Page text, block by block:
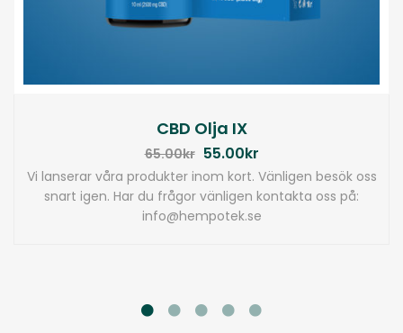
CBD Olja IX
65.00kr 55.00kr
Vi lanserar våra produkter inom kort. Vänligen besök oss
snart igen. Har du frågor vänligen kontakta oss på:
info@hempotek.se